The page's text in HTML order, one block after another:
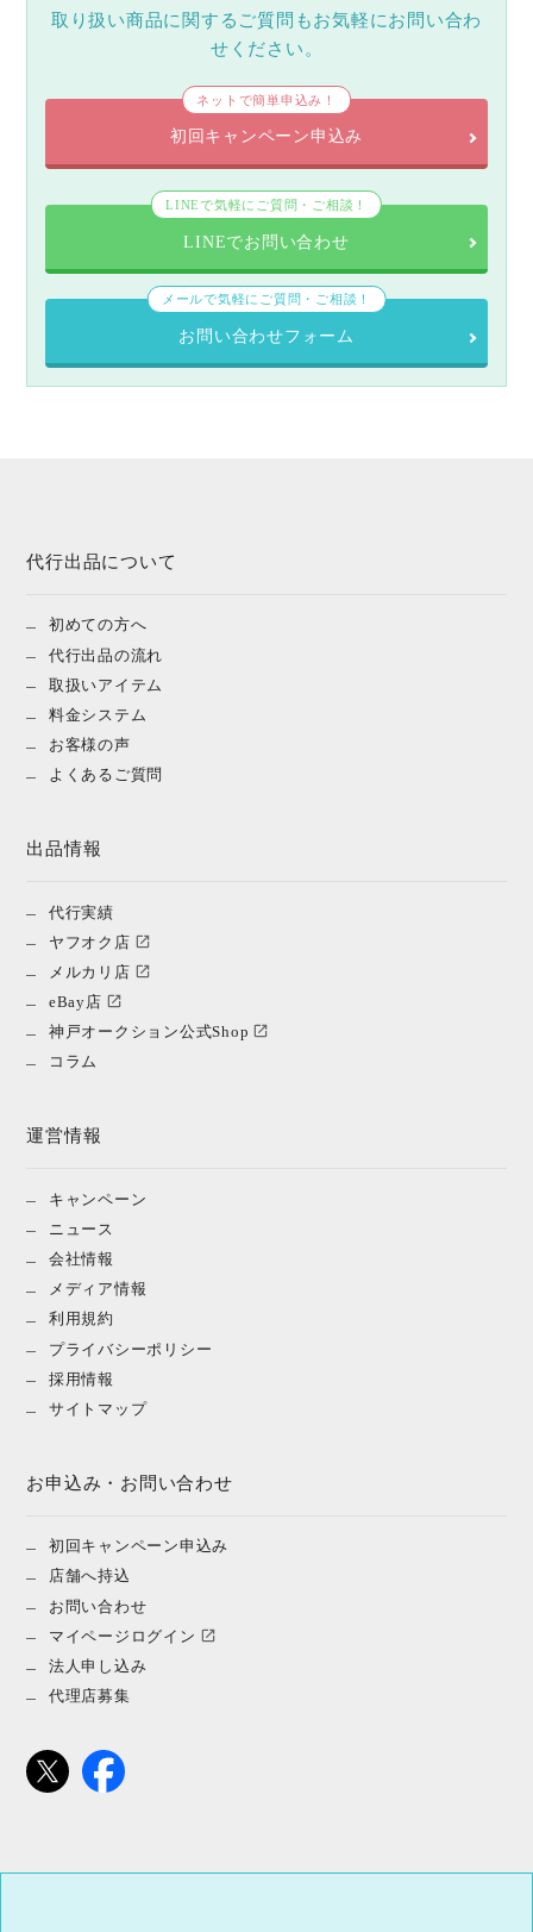
取り扱い商品に関するご質問もお気軽にお問い合わ
せください。
ネットで簡単申込み！
初回キャンペーン申込み
LINEで気軽にご質問・ご相談！
LINEでお問い合わせ
メールで気軽にご質問・ご相談！
お問い合わせフォーム
代行出品について
初めての方へ
代行出品の流れ
取扱いアイテム
料金システム
お客様の声
よくあるご質問
出品情報
代行実績
ヤフオク店
メルカリ店
eBay店
神戸オークション公式Shop
コラム
運営情報
キャンペーン
ニュース
会社情報
メディア情報
利用規約
プライバシーポリシー
採用情報
サイトマップ
お申込み・お問い合わせ
初回キャンペーン申込み
店舗へ持込
お問い合わせ
マイページログイン
法人申し込み
代理店募集